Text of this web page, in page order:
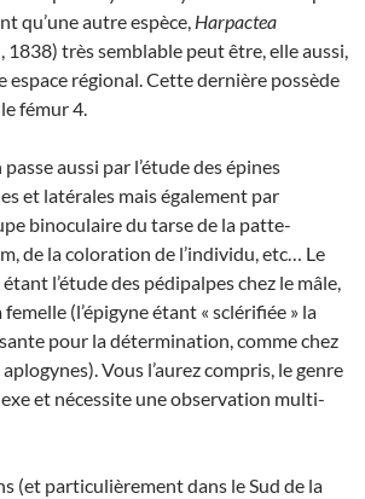
qu’une autre espèce, Harpactea
1838) très semblable peut être, elle aussi,
espace régional. Cette dernière possède
fémur 4.
aussi par l’étude des épines
et latérales mais également par
binoculaire du tarse de la patte-
de la coloration de l’individu, etc… Le
l’étude des pédipalpes chez le mâle,
(l’épigyne étant « sclérifiée » la
pour la détermination, comme chez
Vous l’aurez compris, le genre
et nécessite une observation multi-
(et particulièrement dans le Sud de la